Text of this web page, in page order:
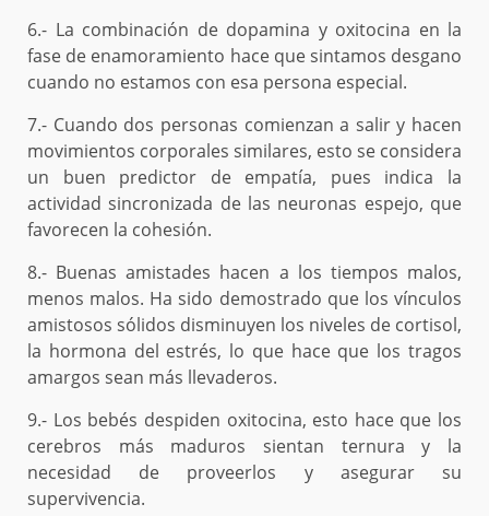
6.- La combinación de dopamina y oxitocina en la
fase de enamoramiento hace que sintamos desgano
cuando no estamos con esa persona especial.
7.- Cuando dos personas comienzan a salir y hacen
movimientos corporales similares, esto se considera
un buen predictor de empatía, pues indica la
actividad sincronizada de las neuronas espejo, que
favorecen la cohesión.
8.- Buenas amistades hacen a los tiempos malos,
menos malos. Ha sido demostrado que los vínculos
amistosos sólidos disminuyen los niveles de cortisol,
la hormona del estrés, lo que hace que los tragos
amargos sean más llevaderos.
9.- Los bebés despiden oxitocina, esto hace que los
cerebros más maduros sientan ternura y la
necesidad de proveerlos y asegurar su
supervivencia.